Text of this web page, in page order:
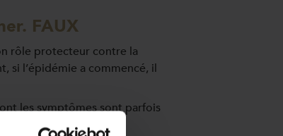
FAUX
rôle protecteur contre la
si l’épidémie a commencé, il
les symptômes sont parfois